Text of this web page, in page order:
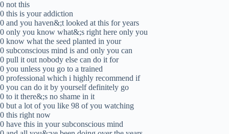
0 not this
0 this is your addiction
0 and you haven&;t looked at this for years
0 only you know what&;s right here only you
0 know what the seed planted in your
0 subconscious mind is and only you can
0 pull it out nobody else can do it for
0 you unless you go to a trained
0 professional which i highly recommend if
0 you can do it by yourself definitely go
0 to it there&;s no shame in it
0 but a lot of you like 98 of you watching
0 this right now
0 have this in your subconscious mind